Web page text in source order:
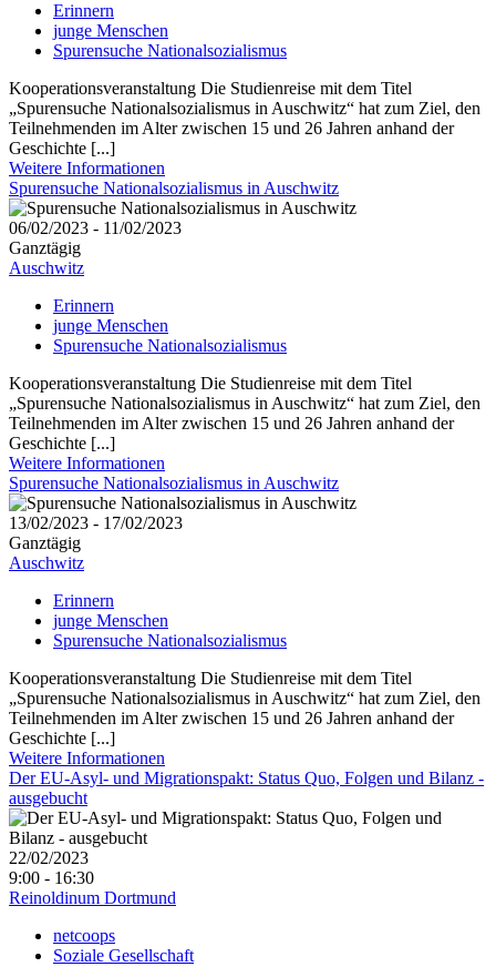
Erinnern
junge Menschen
Spurensuche Nationalsozialismus
Kooperationsveranstaltung Die Studienreise mit dem Titel
„Spurensuche Nationalsozialismus in Auschwitz“ hat zum Ziel, den
Teilnehmenden im Alter zwischen 15 und 26 Jahren anhand der
Geschichte [...]
Weitere Informationen
Spurensuche Nationalsozialismus in Auschwitz
06/02/2023 - 11/02/2023
Ganztägig
Auschwitz
Erinnern
junge Menschen
Spurensuche Nationalsozialismus
Kooperationsveranstaltung Die Studienreise mit dem Titel
„Spurensuche Nationalsozialismus in Auschwitz“ hat zum Ziel, den
Teilnehmenden im Alter zwischen 15 und 26 Jahren anhand der
Geschichte [...]
Weitere Informationen
Spurensuche Nationalsozialismus in Auschwitz
13/02/2023 - 17/02/2023
Ganztägig
Auschwitz
Erinnern
junge Menschen
Spurensuche Nationalsozialismus
Kooperationsveranstaltung Die Studienreise mit dem Titel
„Spurensuche Nationalsozialismus in Auschwitz“ hat zum Ziel, den
Teilnehmenden im Alter zwischen 15 und 26 Jahren anhand der
Geschichte [...]
Weitere Informationen
Der EU-Asyl- und Migrationspakt: Status Quo, Folgen und Bilanz -
ausgebucht
22/02/2023
9:00 - 16:30
Reinoldinum Dortmund
netcoops
Soziale Gesellschaft